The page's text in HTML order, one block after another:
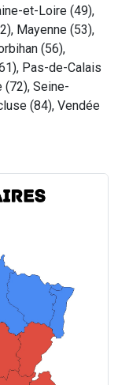
et-Loire (49),
Mayenne (53),
(56),
Pas-de-Calais
(72), Seine-
(84), Vendée